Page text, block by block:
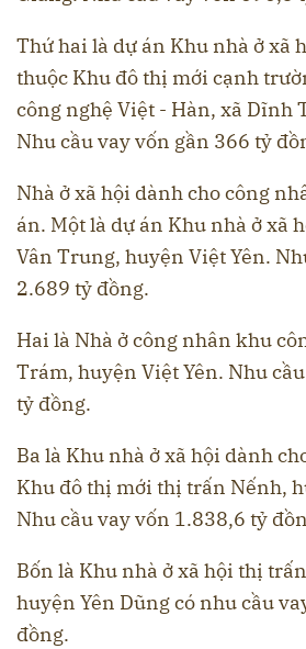
Thứ hai là dự án Khu nhà ở xã
thuộc Khu đô thị mới cạnh
công nghệ Việt - Hàn, xã Dĩnh
Nhu cầu vay vốn gần 366 tỷ
Nhà ở xã hội dành cho công
án. Một là dự án Khu nhà ở xã
Vân Trung, huyện Việt Yên.
2.689 tỷ đồng.
Hai là Nhà ở công nhân khu
Trám, huyện Việt Yên. Nhu
tỷ đồng.
Ba là Khu nhà ở xã hội dành
Khu đô thị mới thị trấn Nếnh,
Nhu cầu vay vốn 1.838,6 tỷ
Bốn là Khu nhà ở xã hội thị
huyện Yên Dũng có nhu cầu
đồng.